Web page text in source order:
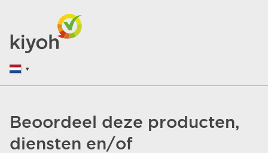
Beoordeel deze producten,
diensten en/of